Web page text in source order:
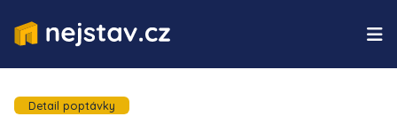
Detail poptávky